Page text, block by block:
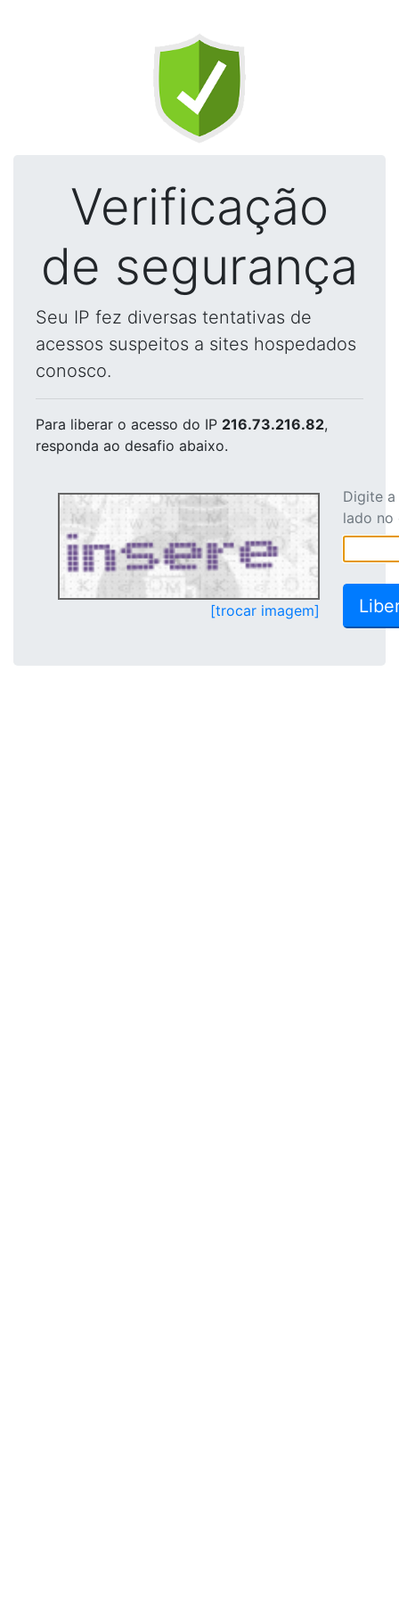
Verificação
de segurança
Seu IP fez diversas tentativas de
acessos suspeitos a sites hospedados
conosco.
Para liberar o acesso do IP 216.73.216.82,
responda ao desafio abaixo.
[trocar imagem]
Digite
lado no